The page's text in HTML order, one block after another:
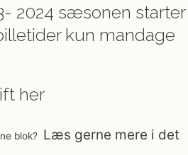
2024 sæsonen starter
kun mandage
her
blok? Læs gerne mere i det